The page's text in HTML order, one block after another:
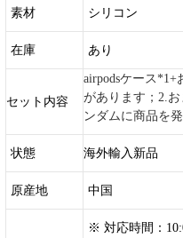
素材 シリコン
在庫 あり
セット内容
airpodsケース
があります；2.
ンダムに商品を
状態 海外輸入新品
原産地 中国
※ 対応時間：